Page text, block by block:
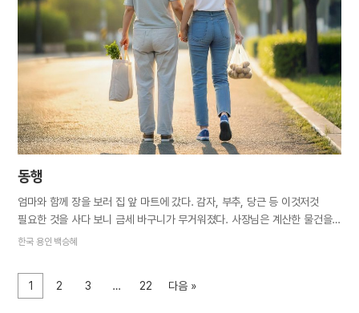
텐데 괜히 기대하고 기다리는 건 아닐까?’ 싶기도 했다. 며칠 더 기다리다
결국 포기했다. 새싹이 나지 않을 게 분명해 보였다. 남은 새싹들을
분갈이하기 위해 화분을 엎어 분리 작업을 시작했다. 그때 마지막 여섯 번째
새싹이 눈에 들어왔다. 흙 아래 얕게 묻혀 오늘내일 중으로 ‘곧’ 나오려던
찰나였다. 그제야 내가 왜 그렇게 새싹에 조바심을 냈는지 알았다.…
동행
엄마와 함께 장을 보러 집 앞 마트에 갔다. 감자, 부추, 당근 등 이것저것
필요한 것을 사다 보니 금세 바구니가 무거워졌다. 사장님은 계산한 물건을
바구니에 담으면서 감자 대여섯 개를 따로 빼 봉투에 담았다. 엄마가 감자도
한 사람만 들면 되나요.” 감자가 든 봉투를 들고 집으로 돌아오면서 하늘
어머니가 생각났다. 동행이란 단순히 같이 길을 가는 것이 아니라 힘든
한국 용인 백승혜
1 2 3 … 22 다음 »